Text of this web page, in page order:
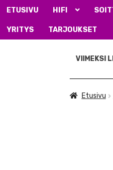
ETUSIVU HIFI
YRITYS TARJOUKSET
sisältöön
VIIMEKSI
Etusivu